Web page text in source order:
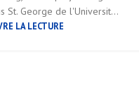
St. George de l'Universit...
LA LECTURE